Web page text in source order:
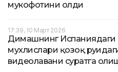
мукофотини олди
17:39, 10 Март 2026
Димашнинг Испаниядаги
мухлислари қозоқ
видеолавҳани суратга